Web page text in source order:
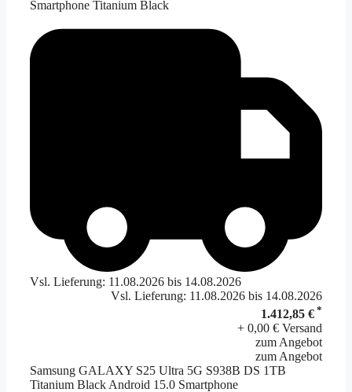
Smartphone Titanium Black
Vsl. Lieferung: 11.08.2026 bis 14.08.2026
Vsl. Lieferung: 11.08.2026 bis 14.08.2026
1.412,85 € *
+ 0,00 € Versand
zum Angebot
zum Angebot
Samsung GALAXY S25 Ultra 5G S938B DS 1TB
Titanium Black Android 15.0 Smartphone